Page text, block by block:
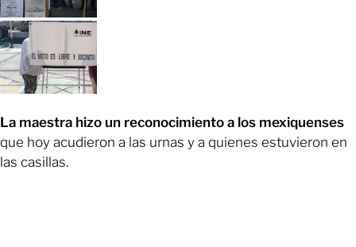
La maestra hizo un reconocimiento a los mexiquenses
que hoy acudieron a las urnas y a quienes estuvieron en
las casillas.